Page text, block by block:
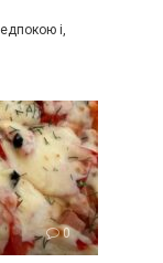
і,
0